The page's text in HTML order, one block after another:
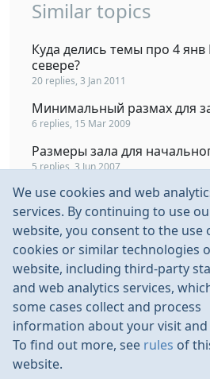
Similar topics
Куда делись темы про 4
севере?
20 replies, 3 Jan 2011
Минимальный размах для
6 replies, 15 Mar 2009
Размеры зала для
5 replies, 3 Jun 2007
Верт для зала
25 replies, 2 Feb 2010
Строим смешной электро-
Подскажите.
5 replies, 26 Sep 2007
RulesContacts
We use cookies and web
services. By continuing to use
website, you consent to the use
cookies or similar technologies
website, including third-party
and web analytics services,
some cases collect and process
information about your visit and
To find out more, see rules of
website.